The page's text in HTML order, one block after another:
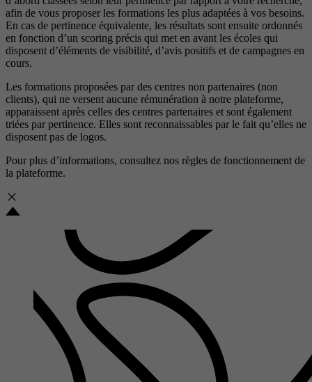
afin de vous proposer les formations les plus adaptées à vos besoins.
En cas de pertinence équivalente, les résultats sont ensuite ordonnés
en fonction d’un scoring précis qui met en avant les écoles qui
disposent d’éléments de visibilité, d’avis positifs et de campagnes en
cours.
Les formations proposées par des centres non partenaires (non
clients), qui ne versent aucune rémunération à notre plateforme,
apparaissent après celles des centres partenaires et sont également
triées par pertinence. Elles sont reconnaissables par le fait qu’elles ne
disposent pas de logos.
Pour plus d’informations, consultez nos règles de fonctionnement de
la plateforme.